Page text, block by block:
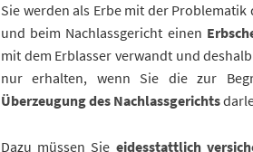
Sie werden als Erbe mit der
und beim Nachlassgericht einen
mit dem Erblasser verwandt und
nur erhalten, wenn Sie die zur
Überzeugung des Nachlassgerichts
Dazu müssen Sie eidesstattlich